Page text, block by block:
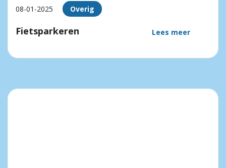
08-01-2025 Overig
Fietsparkeren Lees meer